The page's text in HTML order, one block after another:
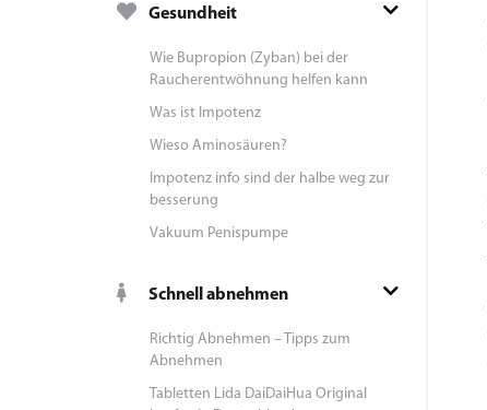
Gesundheit
Wie Bupropion (Zyban) bei der
Raucherentwöhnung helfen kann
Was ist Impotenz
Wieso Aminosäuren?
Impotenz info sind der halbe weg zur
besserung
Vakuum Penispumpe
Schnell abnehmen
Richtig Abnehmen – Tipps zum
Abnehmen
Tabletten Lida DaiDaiHua Original